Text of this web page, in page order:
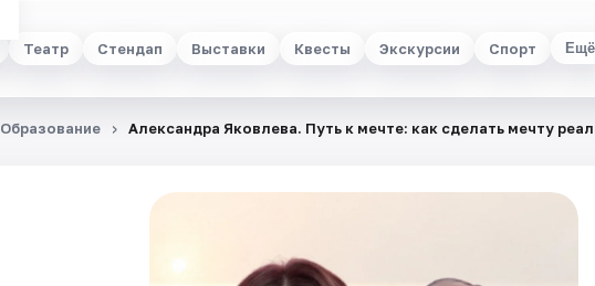
Театр Стендап Выставки Квесты Экскурсии Спорт Ещё
Образование Александра Яковлева. Путь к мечте: как сделать мечту